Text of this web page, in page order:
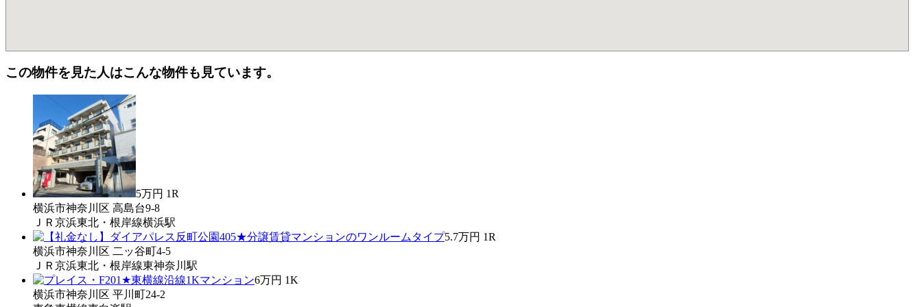
この物件を見た人はこんな物件も見ています。
5万円 1R
横浜市神奈川区 高島台9-8
ＪＲ京浜東北・根岸線横浜駅
5.7万円 1R
横浜市神奈川区 二ッ谷町4-5
ＪＲ京浜東北・根岸線東神奈川駅
6万円 1K
横浜市神奈川区 平川町24-2